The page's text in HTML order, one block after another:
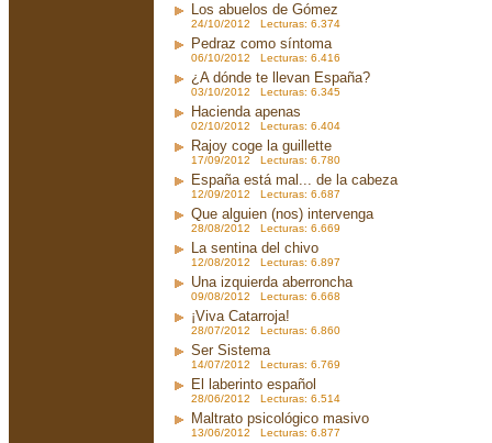
Los abuelos de Gómez
24/10/2012 Lecturas: 6.374
Pedraz como síntoma
06/10/2012 Lecturas: 6.416
¿A dónde te llevan España?
03/10/2012 Lecturas: 6.345
Hacienda apenas
02/10/2012 Lecturas: 6.404
Rajoy coge la guillette
17/09/2012 Lecturas: 6.780
España está mal... de la cabeza
12/09/2012 Lecturas: 6.687
Que alguien (nos) intervenga
28/08/2012 Lecturas: 6.669
La sentina del chivo
12/08/2012 Lecturas: 6.897
Una izquierda aberroncha
09/08/2012 Lecturas: 6.668
¡Viva Catarroja!
28/07/2012 Lecturas: 6.860
Ser Sistema
14/07/2012 Lecturas: 6.769
El laberinto español
28/06/2012 Lecturas: 6.514
Maltrato psicológico masivo
13/06/2012 Lecturas: 6.877